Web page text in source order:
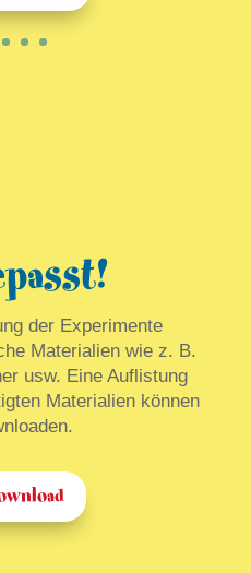
der Experimente
Materialien wie z. B.
usw. Eine Auflistung
Materialien können